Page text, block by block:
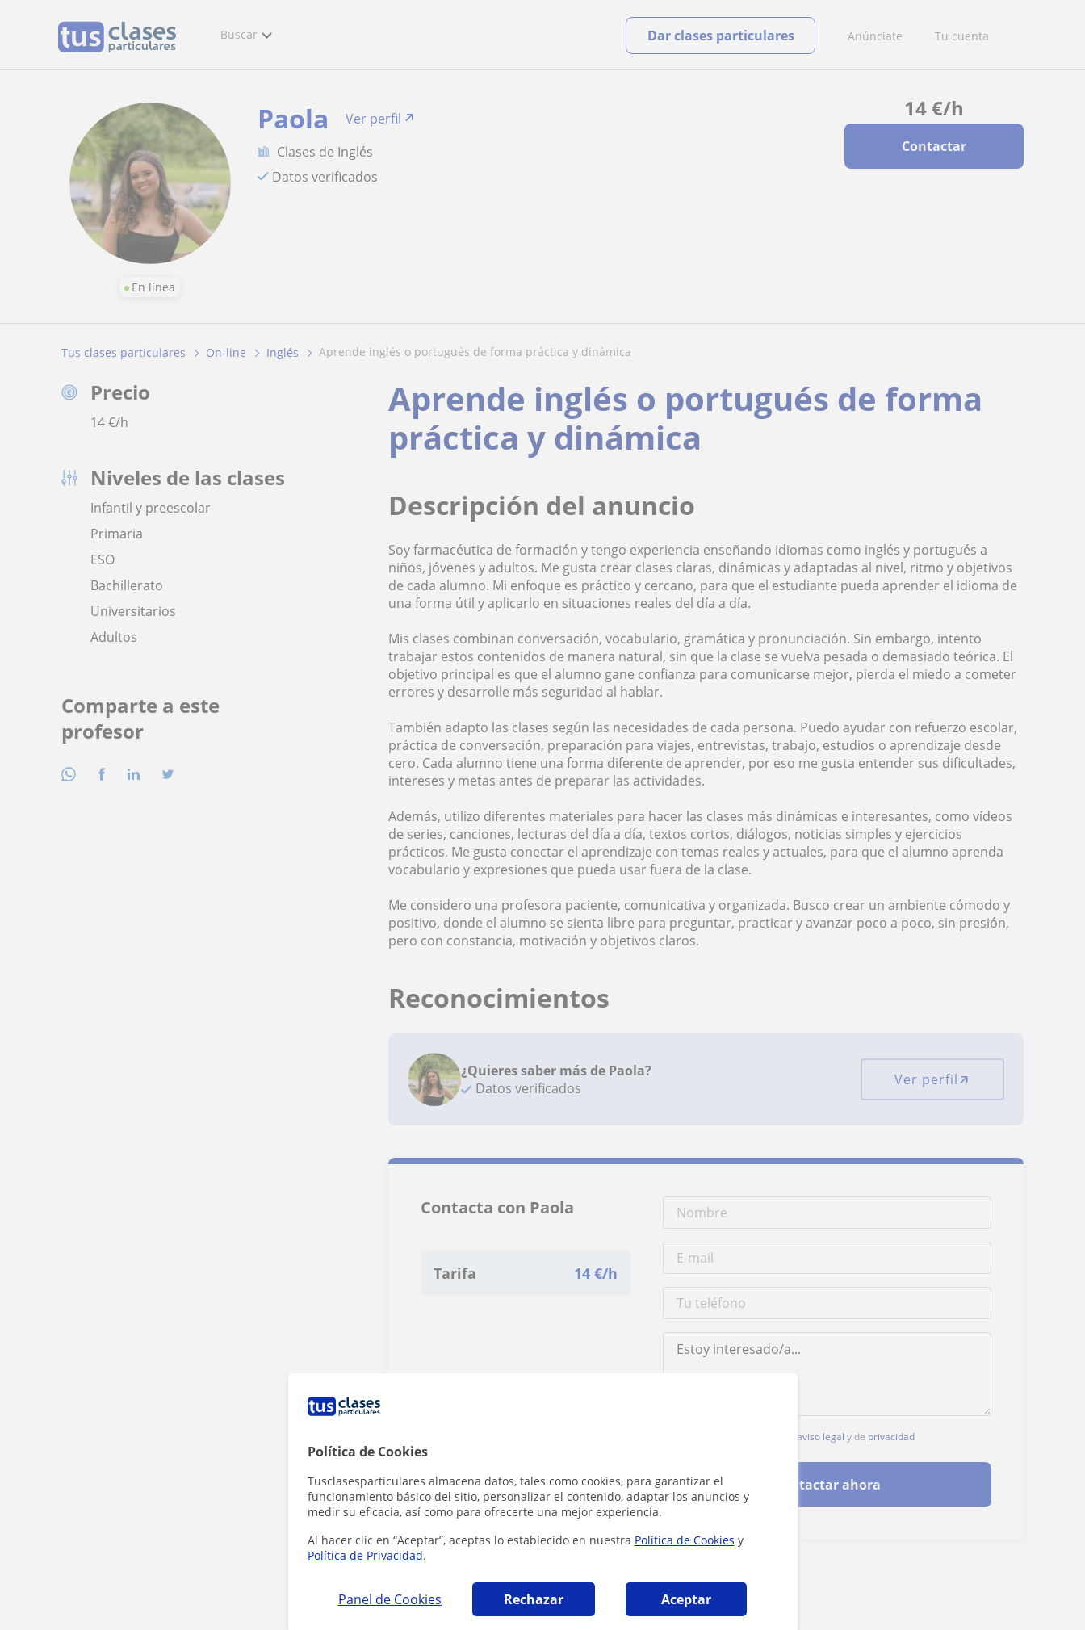
Política de Cookies
Tusclasesparticulares almacena datos, tales como cookies, para garantizar el
funcionamiento básico del sitio, personalizar el contenido, adaptar los anuncios y
medir su eficacia, así como para ofrecerte una mejor experiencia.
Al hacer clic en “Aceptar”, aceptas lo establecido en nuestra Política de Cookies y
Política de Privacidad.
Panel de Cookies Rechazar Aceptar
Buscar Anúnciate Tu cuenta
Dar clases particulares
En línea
14€/h
Contactar
Paola
Ver perfil
Clases de Inglés
Datos verificados
Tus clases particulares On-line Inglés aprende inglés o portugués de forma práctica y dinámica
Precio
14€/h
Niveles de las clases
Infantil y preescolar
Primaria
ESO
Bachillerato
Universitarios
Adultos
Comparte a este
profesor
Aprende inglés o portugués de forma
práctica y dinámica
Descripción del anuncio
Soy farmacéutica de formación y tengo experiencia enseñando idiomas como inglés y portugués a
niños, jóvenes y adultos. Me gusta crear clases claras, dinámicas y adaptadas al nivel, ritmo y objetivos
de cada alumno. Mi enfoque es práctico y cercano, para que el estudiante pueda aprender el idioma de
una forma útil y aplicarlo en situaciones reales del día a día.
Mis clases combinan conversación, vocabulario, gramática y pronunciación. Sin embargo, intento
trabajar estos contenidos de manera natural, sin que la clase se vuelva pesada o demasiado teórica. El
objetivo principal es que el alumno gane confianza para comunicarse mejor, pierda el miedo a cometer
errores y desarrolle más seguridad al hablar.
También adapto las clases según las necesidades de cada persona. Puedo ayudar con refuerzo escolar,
práctica de conversación, preparación para viajes, entrevistas, trabajo, estudios o aprendizaje desde
cero. Cada alumno tiene una forma diferente de aprender, por eso me gusta entender sus dificultades,
intereses y metas antes de preparar las actividades.
Además, utilizo diferentes materiales para hacer las clases más dinámicas e interesantes, como vídeos
de series, canciones, lecturas del día a día, textos cortos, diálogos, noticias simples y ejercicios
prácticos. Me gusta conectar el aprendizaje con temas reales y actuales, para que el alumno aprenda
vocabulario y expresiones que pueda usar fuera de la clase.
Me considero una profesora paciente, comunicativa y organizada. Busco crear un ambiente cómodo y
positivo, donde el alumno se sienta libre para preguntar, practicar y avanzar poco a poco, sin presión,
pero con constancia, motivación y objetivos claros.
Reconocimientos
¿Quieres saber más de Paola?
Datos verificados
Ver perfil
Contacta con Paola
Tarifa 14 €/h
aviso legal y de privacidad
Contactar ahora